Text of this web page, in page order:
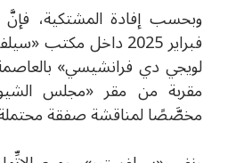
فبراير 2025 داخل
لويجي دي فرانشيسي»
مقربة من مقر «مجلس
مخصَّصًا لمناقشة صفقة محتملة